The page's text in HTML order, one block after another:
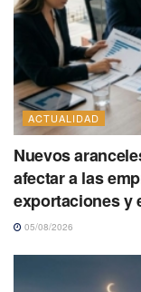
ACTUALIDAD
Nuevos
afectar a las
exportaciones y
05/08/2026